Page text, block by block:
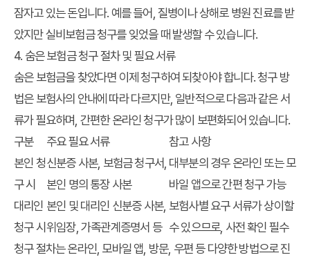
잠자고 있는 돈입니다. 예를 들어, 질병이나 상해로 병원 진료를 받
았지만 실비보험금 청구를 잊었을 때 발생할 수 있습니다.
4. 숨은 보험금 청구 절차 및 필요 서류
숨은 보험금을 찾았다면 이제 청구하여 되찾아야 합니다. 청구 방
법은 보험사의 안내에 따라 다르지만, 일반적으로 다음과 같은 서
류가 필요하며, 간편한 온라인 청구가 많이 보편화되어 있습니다.
구분
주요 필요 서류
참고 사항
본인 청
구 시
신분증 사본, 보험금 청구서,
본인 명의 통장 사본
대부분의 경우 온라인 또는 모
바일 앱으로 간편 청구 가능
대리인
청구 시
본인 및 대리인 신분증 사본,
위임장, 가족관계증명서 등
보험사별 요구 서류가 상이할
수 있으므로, 사전 확인 필수
청구 절차는 온라인, 모바일 앱, 방문, 우편 등 다양한 방법으로 진